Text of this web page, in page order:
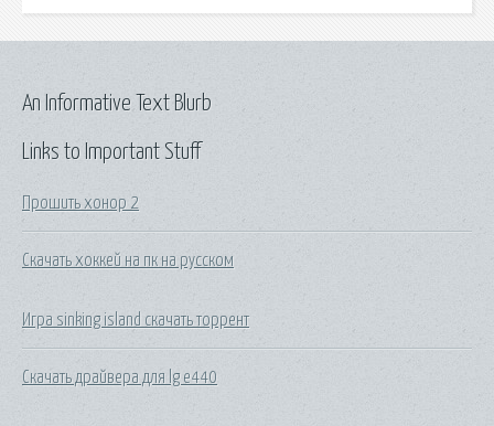
Links to Important Stuff
Прошить хонор 2
Скачать хоккей на пк на русском
Игра sinking island скачать торрент
Скачать драйвера для lg e440
An Informative Text Blurb